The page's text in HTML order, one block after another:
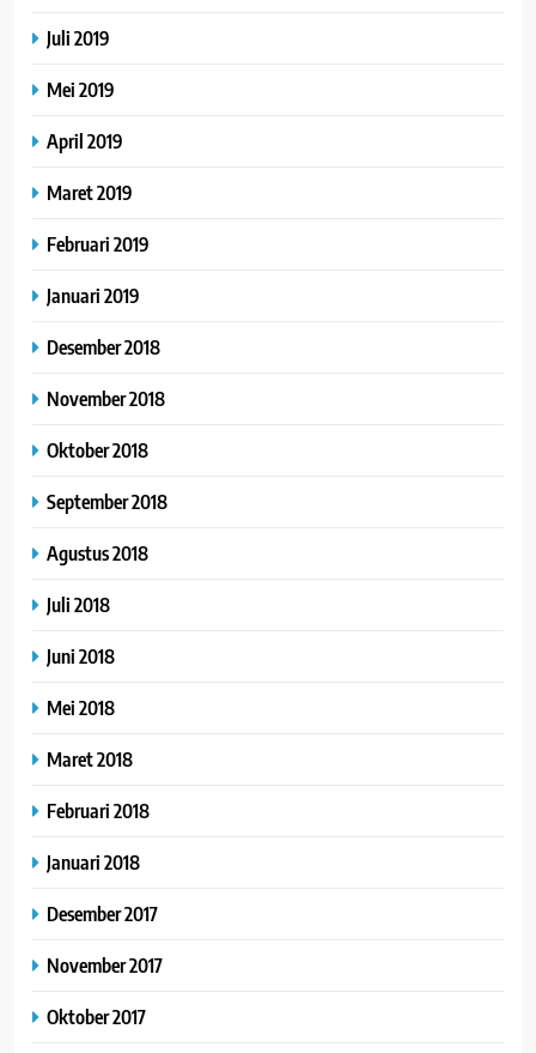
Juli 2019
Mei 2019
April 2019
Maret 2019
Februari 2019
Januari 2019
Desember 2018
November 2018
Oktober 2018
September 2018
Agustus 2018
Juli 2018
Juni 2018
Mei 2018
Maret 2018
Februari 2018
Januari 2018
Desember 2017
November 2017
Oktober 2017